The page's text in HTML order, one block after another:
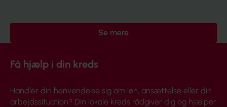
Se mere
Få hjælp i din kreds
Handler din henvendelse sig om løn, ansættelse eller din
arbejdssituation? Din lokale kreds rådgiver dig og hjælper